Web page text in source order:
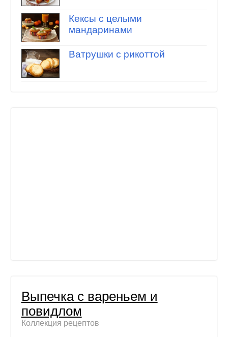
Кексы с целыми
мандаринами
Ватрушки с рикоттой
Выпечка с вареньем и
повидлом
Коллекция рецептов